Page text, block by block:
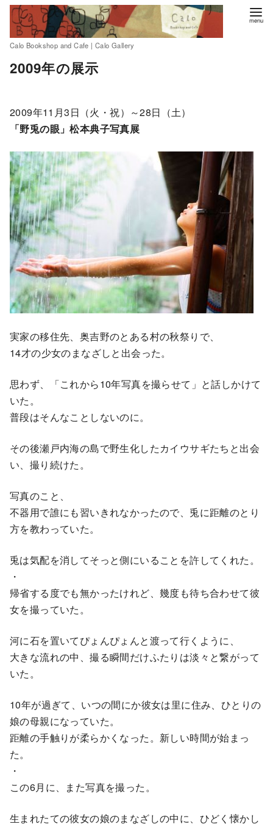
Calo Bookshop and Cafe | Calo Gallery
2009年の展示
2009年11月3日（火・祝）～28日（土）
「野兎の眼」松本典子写真展
実家の移住先、奥吉野のとある村の秋祭りで、
14才の少女のまなざしと出会った。
思わず、「これから10年写真を撮らせて」と話しかけて
いた。
普段はそんなことしないのに。
その後瀬戸内海の島で野生化したカイウサギたちと出会
い、撮り続けた。
写真のこと、
不器用で誰にも習いきれなかったので、兎に距離のとり
方を教わっていた。
兎は気配を消してそっと側にいることを許してくれた。
・
帰省する度でも無かったけれど、幾度も待ち合わせて彼
女を撮っていた。
河に石を置いてぴょんぴょんと渡って行くように、
大きな流れの中、撮る瞬間だけふたりは淡々と繋がって
いた。
10年が過ぎて、いつの間にか彼女は里に住み、ひとりの
娘の母親になっていた。
距離の手触りが柔らかくなった。新しい時間が始まっ
た。
・
この6月に、また写真を撮った。
生まれたての彼女の娘のまなざしの中に、ひどく懐かし